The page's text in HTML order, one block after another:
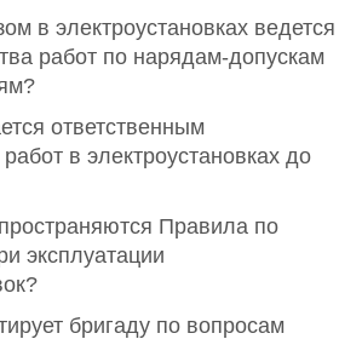
в электроустановках ведется
работ по нарядам-допускам
ответственным
в электроустановках до
Правила по
эксплуатации
бригаду по вопросам